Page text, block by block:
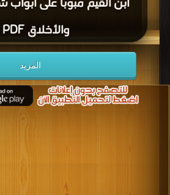
والأخلاق PDF
المزيد